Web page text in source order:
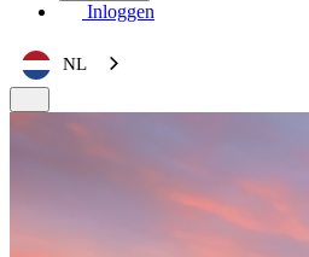
Inloggen
NL